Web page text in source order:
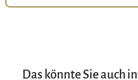
Das könnte Sie auch